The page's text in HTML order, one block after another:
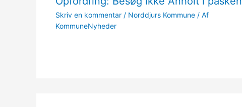
Skriv en kommentar / Norddjurs Kommune/ Af
KommuneNyheder